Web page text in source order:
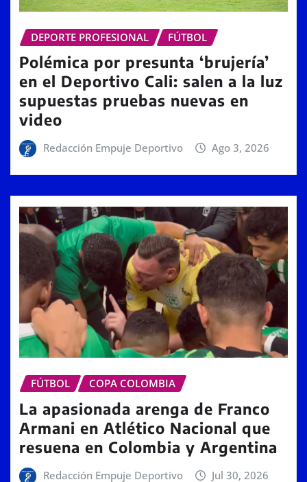
DEPORTE PROFESIONAL FÚTBOL
Polémica por presunta ‘brujería’
en el Deportivo Cali: salen a la luz
supuestas pruebas nuevas en
video
Redacción Empuje Deportivo Ago 3, 2026
FÚTBOL COPA COLOMBIA
La apasionada arenga de Franco
Armani en Atlético Nacional que
resuena en Colombia y Argentina
Redacción Empuje Deportivo Jul 30, 2026